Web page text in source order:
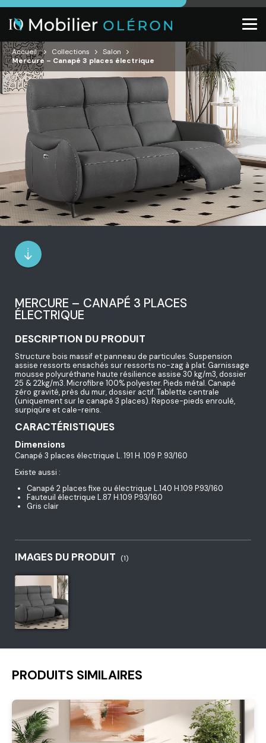
Accueil Collections
Salon
Mercure – Canapé 3 places électrique
MERCURE – CANAPÉ 3 PLACES
ÉLECTRIQUE
DESCRIPTION DU PRODUIT
Structure bois massif et panneau de particules. Suspension
assise ressorts ensachés sur ressorts no-zag à plat. Garnissage
mousse polyuréthane haute résilience assise 30 kg/m3, dossier
25 & 22kg/m3. Microfibre 100% polyester. Pieds métal. Canapé
zéro gravité, près du mur, dossier actif. Tablette centrale
(uniquement sur le canapé 3 places). Repose-pieds enroulé,
surpiqûre et cale-reins.
CARACTÉRISTIQUES
Dimensions
Canapé 3 places électrique L. 191 H. 109 P. 93/160
Existe aussi :
Canapé 2 places fixe ou électrique L.140 H.109 P.93/160
Fauteuil électrique L.87 H.109 P.93/160
Gris clair
IMAGES DU PRODUIT (1)
PRODUITS SIMILAIRES